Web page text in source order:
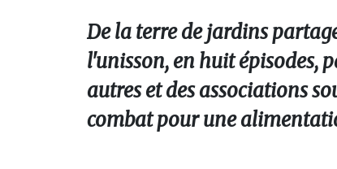
De la terre de jardins
l'unisson, en huit épisodes,
autres et des associations
combat pour une